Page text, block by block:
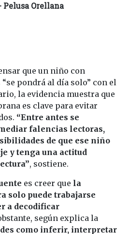
Pelusa Orellana
que un niño con
pondrá al día solo” con el
la evidencia muestra que
es clave para evitar
“Entre antes se
falencias lectoras,
de que ese niño
y tenga una actitud
, sostiene.
es creer que la
solo puede trabajarse
a decodificar
según explica la
como inferir, interpretar